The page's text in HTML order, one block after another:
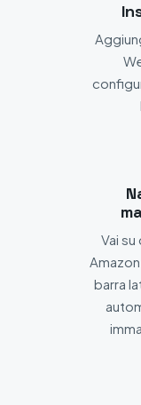
Vai
barra